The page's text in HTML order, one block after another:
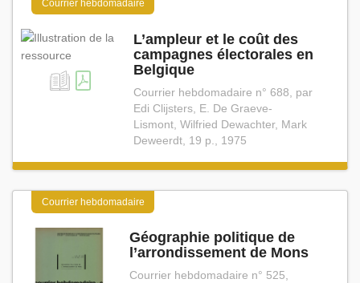
Courrier hebdomadaire
L’ampleur et le coût des
campagnes électorales en
Belgique
Courrier hebdomadaire n° 688, par
Edi Clijsters, E. De Graeve-
Lismont, Wilfried Dewachter, Mark
Deweerdt, 19 p., 1975
Courrier hebdomadaire
Géographie politique de
l’arrondissement de Mons
Courrier hebdomadaire n° 525,